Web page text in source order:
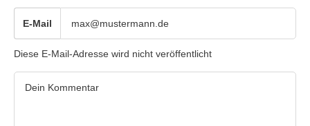
E-Mail
Diese E-Mail-Adresse wird nicht veröffentlicht